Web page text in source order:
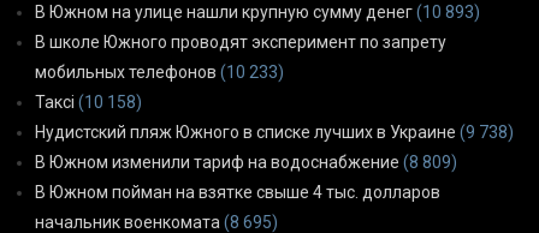
В Южном на улице нашли крупную сумму денег(10 893)
В школе Южного проводят эксперимент по запрету
мобильных телефонов (10 233)
Таксі (10 158)
Нудистский пляж Южного в списке лучших в Украине (9 738)
В Южном изменили тариф на водоснабжение (8 809)
В Южном пойман на взятке свыше 4 тыс. долларов
начальник военкомата (8 695)